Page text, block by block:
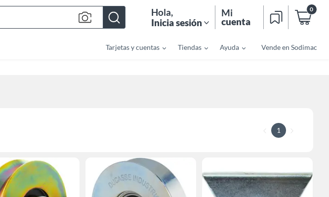
Hola,
Inicia sesión
Mi
cuenta
0
Tarjetas y cuentas Tiendas Ayuda Vende en Sodimac
1